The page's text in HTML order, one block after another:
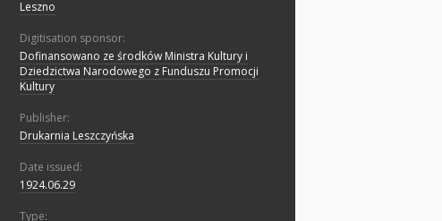
Leszno
Digitisation sponsor:
Dofinansowano ze środków Ministra Kultury i
Dziedzictwa Narodowego z Funduszu Promocji
Kultury
Publisher:
Drukarnia Leszczyńska
Date issued:
1924.06.29
Type: